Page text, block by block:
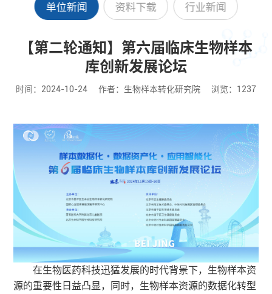
单位新闻 资料下载 行业新闻
【第二轮通知】第六届临床生物样本
库创新发展论坛
时间：2024-10-24 作者：生物样本转化研究院 浏览：1237
在生物医药科技迅猛发展的时代背景下，生物样本资
源的重要性日益凸显，同时，生物样本资源的数据化转型